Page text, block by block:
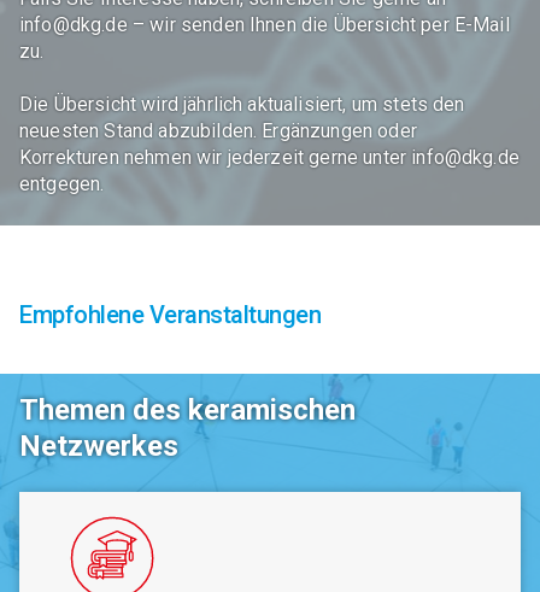
info@dkg.de – wir senden Ihnen die Übersicht per E-Mail
zu.
Die Übersicht wird jährlich aktualisiert, um stets den
neuesten Stand abzubilden. Ergänzungen oder
Korrekturen nehmen wir jederzeit gerne unter info@dkg.de
entgegen.
Empfohlene Veranstaltungen
Themen des keramischen
Netzwerkes